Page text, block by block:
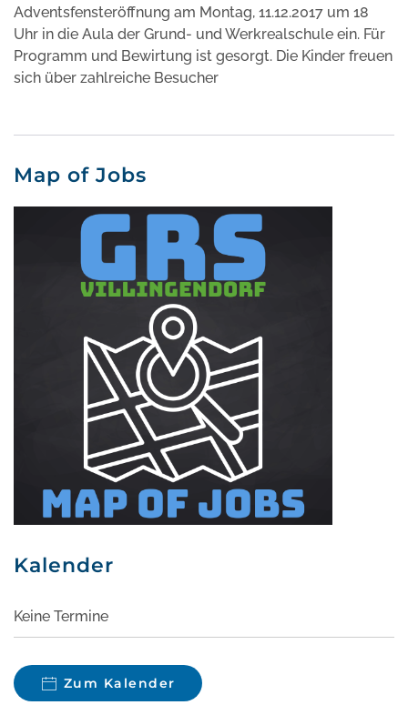
Adventsfensteröffnung am Montag, 11.12.2017 um 18
Uhr in die Aula der Grund- und Werkrealschule ein. Für
Programm und Bewirtung ist gesorgt. Die Kinder freuen
sich über zahlreiche Besucher
Map of Jobs
Kalender
Keine Termine
Zum Kalender